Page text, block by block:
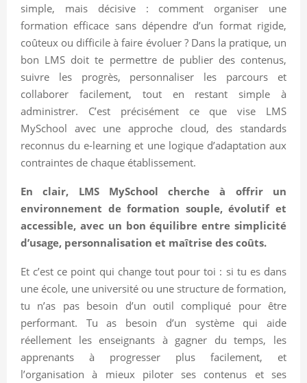
simple, mais décisive : comment organiser une
formation efficace sans dépendre d’un format rigide,
coûteux ou difficile à faire évoluer ? Dans la pratique, un
bon LMS doit te permettre de publier des contenus,
suivre les progrès, personnaliser les parcours et
collaborer facilement, tout en restant simple à
administrer. C’est précisément ce que vise LMS
MySchool avec une approche cloud, des standards
reconnus du e-learning et une logique d’adaptation aux
contraintes de chaque établissement.
En clair, LMS MySchool cherche à offrir un
environnement de formation souple, évolutif et
accessible, avec un bon équilibre entre simplicité
d’usage, personnalisation et maîtrise des coûts.
Et c’est ce point qui change tout pour toi : si tu es dans
une école, une université ou une structure de formation,
tu n’as pas besoin d’un outil compliqué pour être
performant. Tu as besoin d’un système qui aide
réellement les enseignants à gagner du temps, les
apprenants à progresser plus facilement, et
l’organisation à mieux piloter ses contenus et ses